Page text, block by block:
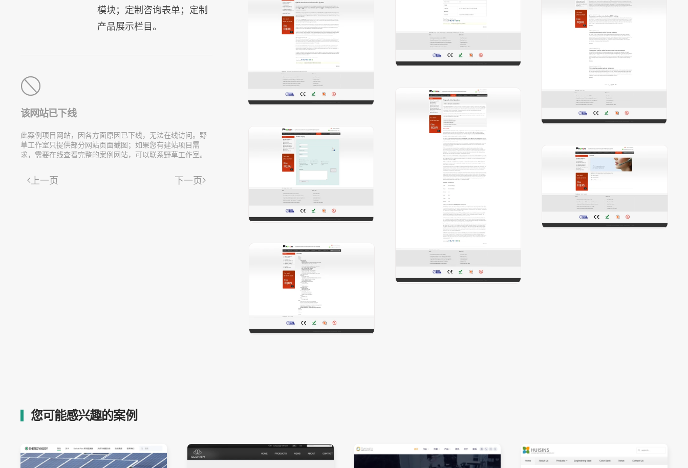
模块；定制咨询表单；定制
产品展示栏目。
该网站已下线
此案例项目网站，因各方面原因已下线，无法在线访问。野
草工作室只提供部分网站页面截图；如果您有建站项目需
求，需要在线查看完整的案例网站，可以联系野草工作室。
上一页 下一页
您可能感兴趣的案例